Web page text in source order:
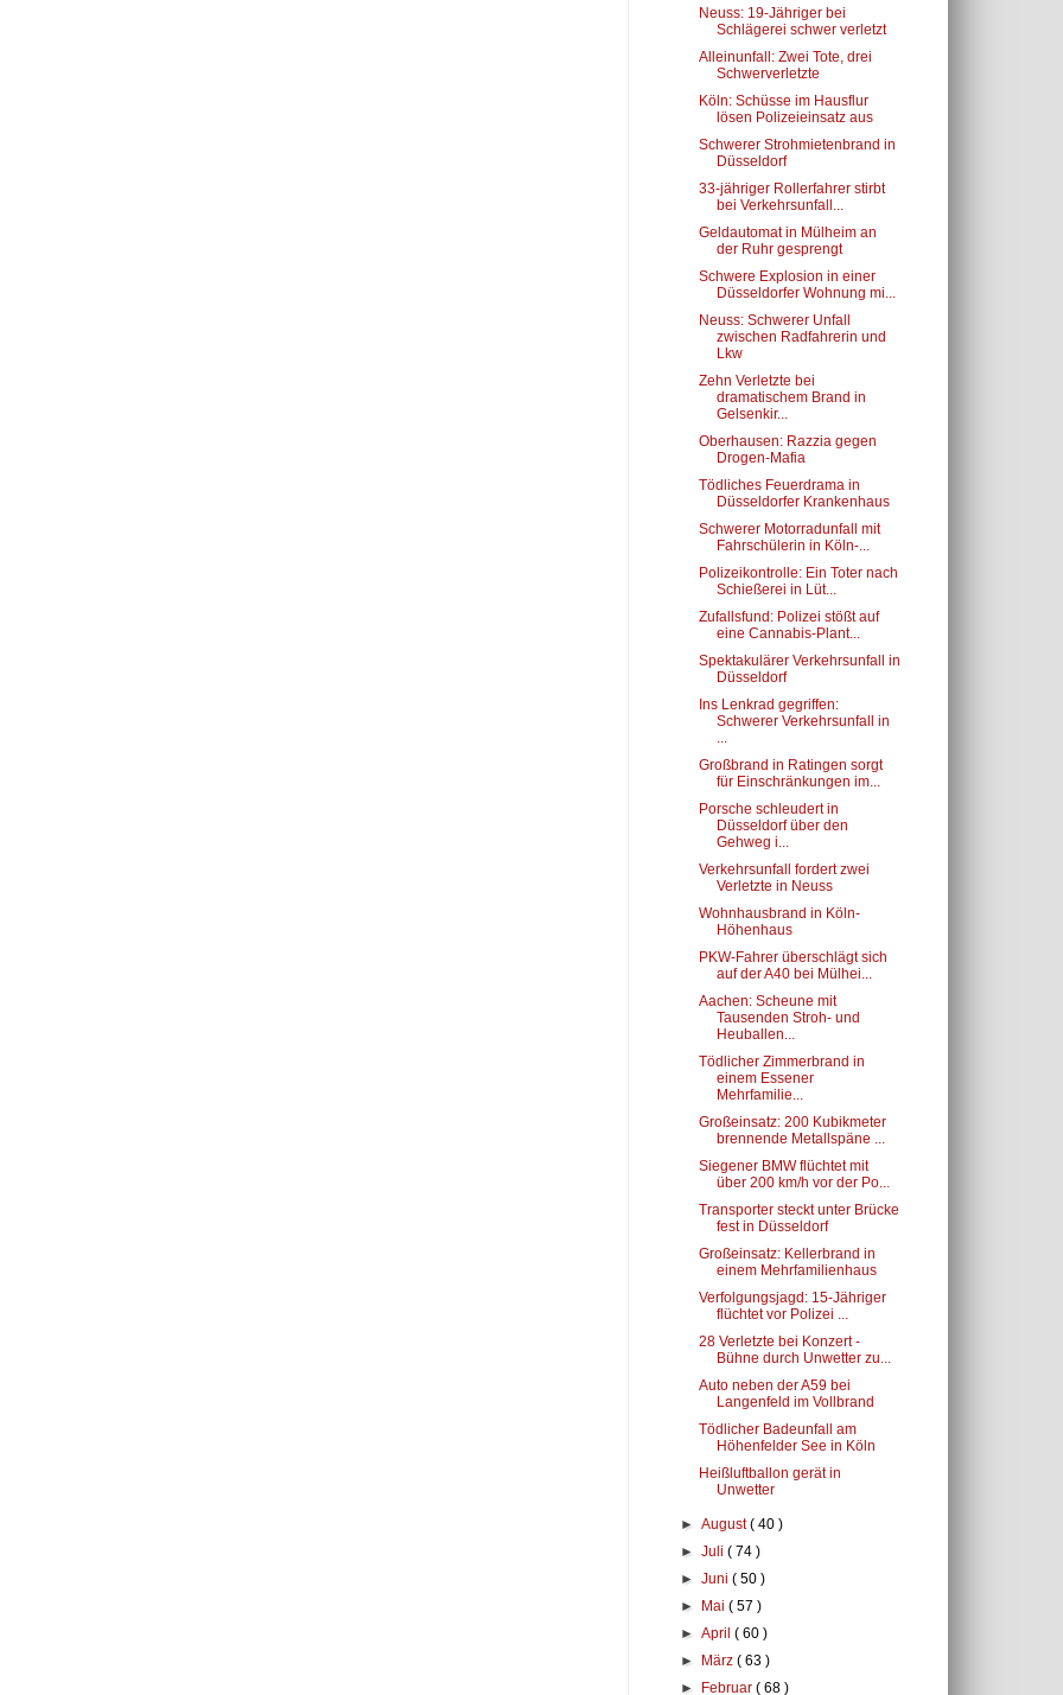
Neuss: 19-Jähriger bei
Schlägerei schwer verletzt
Alleinunfall: Zwei Tote, drei
Schwerverletzte
Köln: Schüsse im Hausflur
lösen Polizeieinsatz aus
Schwerer Strohmietenbrand in
Düsseldorf
33-jähriger Rollerfahrer stirbt
bei Verkehrsunfall...
Geldautomat in Mülheim an
der Ruhr gesprengt
Schwere Explosion in einer
Düsseldorfer Wohnung mi...
Neuss: Schwerer Unfall
zwischen Radfahrerin und
Lkw
Zehn Verletzte bei
dramatischem Brand in
Gelsenkir...
Oberhausen: Razzia gegen
Drogen-Mafia
Tödliches Feuerdrama in
Düsseldorfer Krankenhaus
Schwerer Motorradunfall mit
Fahrschülerin in Köln-...
Polizeikontrolle: Ein Toter nach
Schießerei in Lüt...
Zufallsfund: Polizei stößt auf
eine Cannabis-Plant...
Spektakulärer Verkehrsunfall in
Düsseldorf
Ins Lenkrad gegriffen:
Schwerer Verkehrsunfall in
...
Großbrand in Ratingen sorgt
für Einschränkungen im...
Porsche schleudert in
Düsseldorf über den
Gehweg i...
Verkehrsunfall fordert zwei
Verletzte in Neuss
Wohnhausbrand in Köln-
Höhenhaus
PKW-Fahrer überschlägt sich
auf der A40 bei Mülhei...
Aachen: Scheune mit
Tausenden Stroh- und
Heuballen...
Tödlicher Zimmerbrand in
einem Essener
Mehrfamilie...
Großeinsatz: 200 Kubikmeter
brennende Metallspäne ...
Siegener BMW flüchtet mit
über 200 km/h vor der Po...
Transporter steckt unter Brücke
fest in Düsseldorf
Großeinsatz: Kellerbrand in
einem Mehrfamilienhaus
Verfolgungsjagd: 15-Jähriger
flüchtet vor Polizei ...
28 Verletzte bei Konzert -
Bühne durch Unwetter zu...
Auto neben der A59 bei
Langenfeld im Vollbrand
Tödlicher Badeunfall am
Höhenfelder See in Köln
Heißluftballon gerät in
Unwetter
►August( 40 )
►Juli( 74 )
►Juni( 50 )
►
Mai( 57 )
►April( 60 )
►
März( 63 )
►
Februar( 68 )